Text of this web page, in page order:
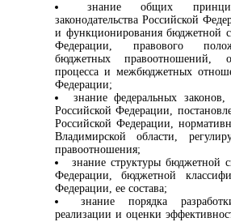
знание общих
законодательства Российской
и функционирования бюджетной
Федерации, правового
бюджетных правоотношений,
процесса и межбюджетных
Федерации;
знание федеральных законов,
Российской Федерации,
Российской Федерации,
Владимирской области,
правоотношения;
знание структуры бюджетной
Федерации, бюджетной
Федерации, ее состава;
знание порядка
реализации и оценки